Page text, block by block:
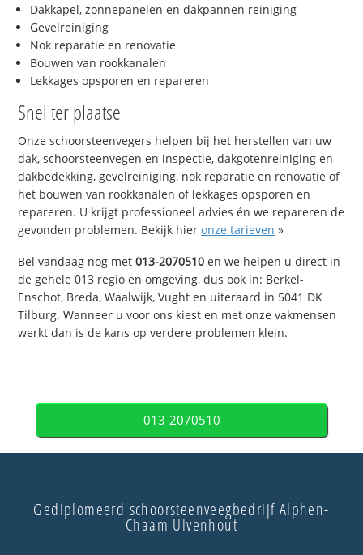
Dakkapel, zonnepanelen en dakpannen reiniging
Gevelreiniging
Nok reparatie en renovatie
Bouwen van rookkanalen
Lekkages opsporen en repareren
Snel ter plaatse
Onze schoorsteenvegers helpen bij het herstellen van uw
dak, schoorsteenvegen en inspectie, dakgotenreiniging en
dakbedekking, gevelreiniging, nok reparatie en renovatie of
het bouwen van rookkanalen of lekkages opsporen en
repareren. U krijgt professioneel advies én we repareren de
gevonden problemen. Bekijk hieronze tarieven »
Bel vandaag nog met013-2070510 en we helpen u direct in
de gehele 013 regio en omgeving, dus ook in: Berkel-
Enschot, Breda, Waalwijk, Vught en uiteraard in 5041 DK
Tilburg. Wanneer u voor ons kiest en met onze vakmensen
werkt dan is de kans op verdere problemen klein.
013-2070510
Gediplomeerd schoorsteenveegbedrijf Alphen-
Chaam Ulvenhout